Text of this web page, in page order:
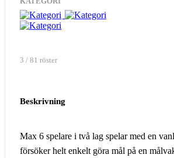
3 / 81 röster
Beskrivning
Max 6 spelare i två lag spelar med en
försöker helt enkelt göra mål på en